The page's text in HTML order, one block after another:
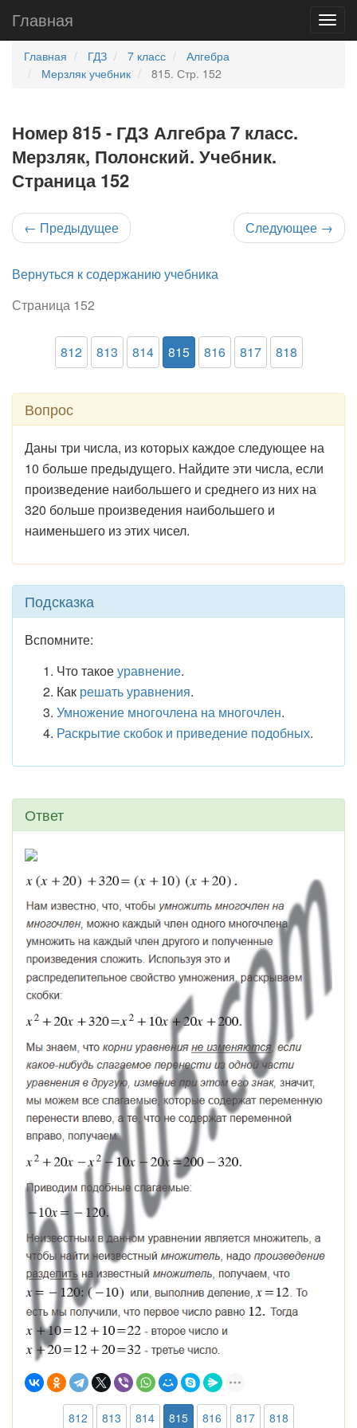
Главная
Главная ГДЗ 7 класс
Алгебра
Мерзляк учебник
815. Стр. 152
Номер 815 - ГДЗ Алгебра 7 класс.
Мерзляк, Полонский. Учебник.
Страница 152
← Предыдущее Следующее →
Вернуться к содержанию учебника
Страница 152
812 813 814 815 816 817 818
Вопрос
Даны три числа, из которых каждое следующее на
10 больше предыдущего. Найдите эти числа, если
произведение наибольшего и среднего из них на
320 больше произведения наибольшего и
наименьшего из этих чисел.
Подсказка
Вспомните:
Что такоеуравнение.
Как решать уравнения.
Умножение многочлена на многочлен.
Раскрытие скобок и приведение подобных.
Ответ
812 813 814 815 816 817 818